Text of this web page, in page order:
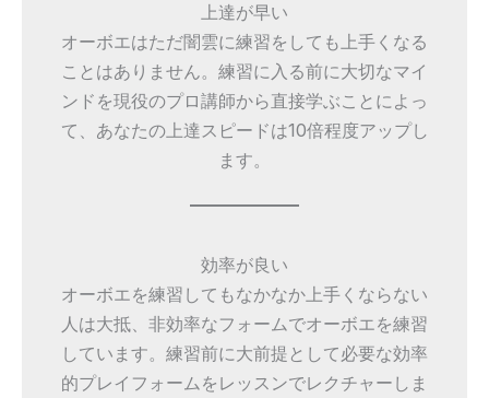
上達が早い
オーボエはただ闇雲に練習をしても上手くなる
ことはありません。練習に入る前に大切なマイ
ンドを現役のプロ講師から直接学ぶことによっ
て、あなたの上達スピードは10倍程度アップし
ます。
効率が良い
オーボエを練習してもなかなか上手くならない
人は大抵、非効率なフォームでオーボエを練習
しています。練習前に大前提として必要な効率
的プレイフォームをレッスンでレクチャーしま